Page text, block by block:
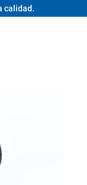
calidad.